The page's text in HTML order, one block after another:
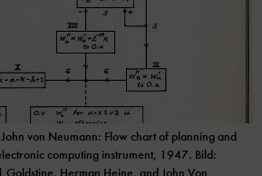
von Neumann: Flow chart of planning and
computing instrument, 1947. Bild: